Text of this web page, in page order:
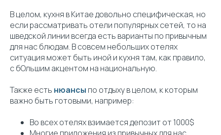
В целом, кухня в Китае довольно специфическая, но
если рассматривать отели популярных сетей, то на
шведской линии всегда есть варианты по привычным
для нас блюдам. В совсем небольших отелях
ситуация может быть иной и кухня там, как правило,
с бОльшим акцентом на национальную.
Также есть нюансы по отдыху в целом, к которым
важно быть готовыми, например:
Во всех отелях взимается депозит от 1000$